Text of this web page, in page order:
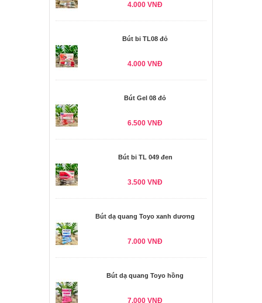
4.000 VNĐ
Bút bi TL08 đỏ
4.000 VNĐ
Bút Gel 08 đỏ
6.500 VNĐ
Bút bi TL 049 đen
3.500 VNĐ
Bút dạ quang Toyo xanh dương
7.000 VNĐ
Bút dạ quang Toyo hồng
7.000 VNĐ